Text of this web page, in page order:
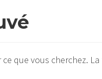
que vous cherchez.